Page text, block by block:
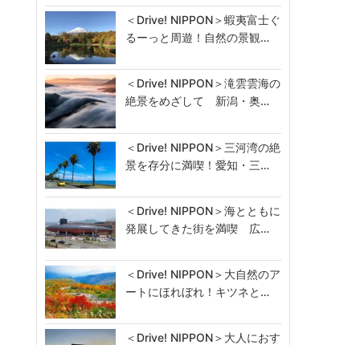
＜Drive! NIPPON＞蝦夷富士ぐ
るーっと周遊！自然の景観…
＜Drive! NIPPON＞滝雲雲海の
絶景をめざして 新潟・奥…
＜Drive! NIPPON＞三河湾の絶
景を存分に満喫！愛知・三…
＜Drive! NIPPON＞海とともに
発展してきた街を満喫 広…
＜Drive! NIPPON＞大自然のア
ートにほれぼれ！キツネと…
＜Drive! NIPPON＞大人におす